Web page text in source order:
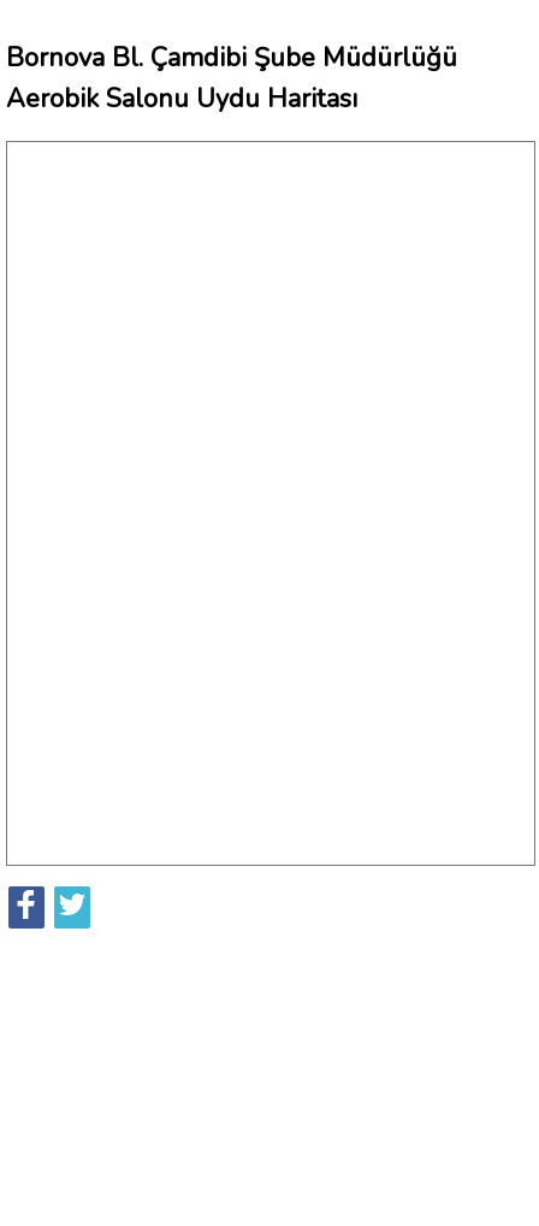
Bornova Bl. Çamdibi Şube Müdürlüğü
Aerobik Salonu Uydu Haritası